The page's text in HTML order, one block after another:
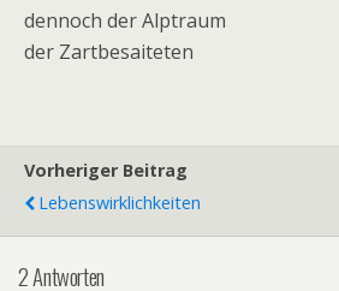
dennoch der Alptraum
der Zartbesaiteten
Vorheriger Beitrag
Lebenswirklichkeiten
2 Antworten